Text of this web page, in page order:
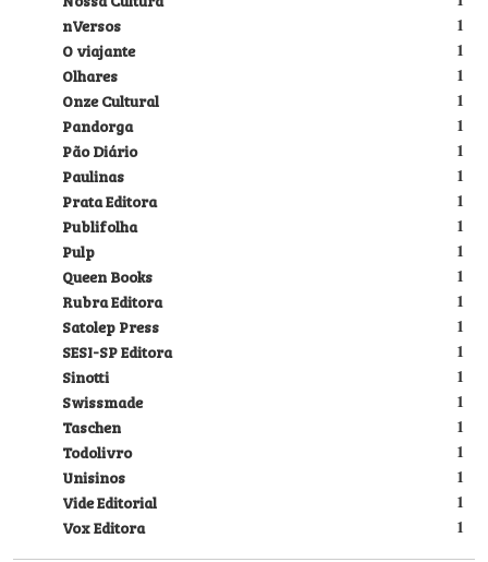
1
nVersos
1
O viajante
1
Olhares
1
Onze Cultural
1
Pandorga
1
Pão Diário
1
Paulinas
1
Prata Editora
1
Publifolha
1
Pulp
1
Queen Books
1
Rubra Editora
1
Satolep Press
1
SESI-SP Editora
1
Sinotti
1
Swissmade
1
Taschen
1
Todolivro
1
Unisinos
1
Vide Editorial
1
Vox Editora